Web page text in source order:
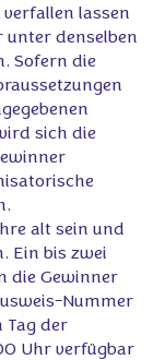
lassen
unter denselben
Sofern die
sich die
alt sein und
Ein bis zwei
die Gewinner
Nummer
Tag der
Uhr verfügbar